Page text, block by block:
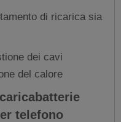
di ricarica sia
dei cavi
del calore
telefono